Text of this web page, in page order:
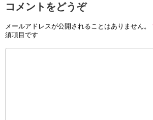
コメントをどうぞ
メールアドレスが公開されることはありません。
須項目です